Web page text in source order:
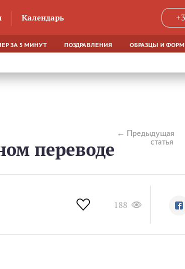
Календарь
ЗА 5 МИНУТ ПОЗДРАВЛЕНИЯ ОБРАЗЦЫ И
Предыдущая
статья
переводе
188